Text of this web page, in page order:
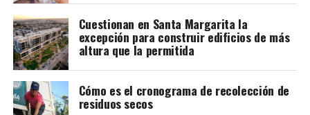
Cuestionan en Santa Margarita la
excepción para construir edificios de más
altura que la permitida
Cómo es el cronograma de recolección de
residuos secos